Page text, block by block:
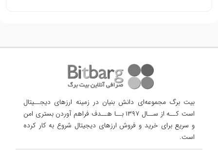
بیت برگ مجموعه‌ای دانش بنیان در زمینه ارزهای دیجــیتال
است کــه از ســال ۱۳۹۷ بــا هــدف فراهم آوردن
بستری امن
و سریع برای خرید و فروش ارزهای دیجیتال شروع به کار کرده
است.